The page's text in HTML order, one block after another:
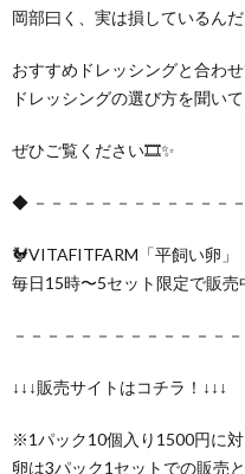
岡部曰く、実は損しているん
おすすめドレッシングと合わせ
ドレッシングの選び方を聞い
ぜひご覧ください🎞️✨
◆ －－－－－－－－－－－－
🐓VITAFITFARM「平飼い卵」
毎日15時〜5セット限定で販売
－－－－－－－－－－－－－
↓↓↓販売サイトはコチラ！↓↓↓
※1パック10個入り1500円に対
卵は3パック1セットでの販売と